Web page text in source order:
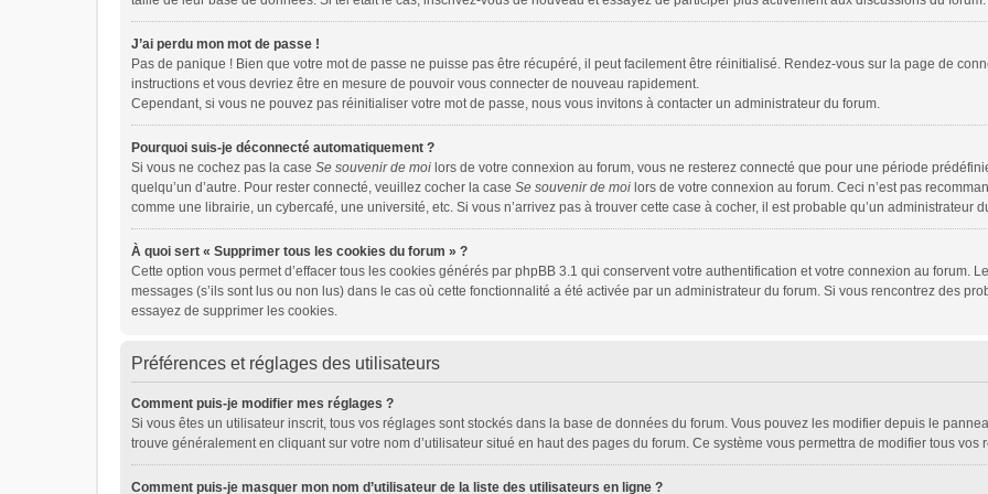
J’ai perdu mon mot de passe !
Pas de panique ! Bien que votre mot de passe ne puisse pas être récupéré, il peut facilement être réinitialisé. Rendez-vous sur la page de
instructions et vous devriez être en mesure de pouvoir vous connecter de nouveau rapidement.
Cependant, si vous ne pouvez pas réinitialiser votre mot de passe, nous vous invitons à contacter un administrateur du forum.
Pourquoi suis-je déconnecté automatiquement ?
Si vous ne cochez pas la case Se souvenir de moi lors de votre connexion au forum, vous ne resterez connecté que pour une période
quelqu’un d’autre. Pour rester connecté, veuillez cocher la case Se souvenir de moi lors de votre connexion au forum. Ceci n’est pas
comme une librairie, un cybercafé, une université, etc. Si vous n’arrivez pas à trouver cette case à cocher, il est probable qu’un administrateur
À quoi sert « Supprimer tous les cookies du forum » ?
Cette option vous permet d’effacer tous les cookies générés par phpBB 3.1 qui conservent votre authentification et votre connexion au forum.
messages (s’ils sont lus ou non lus) dans le cas où cette fonctionnalité a été activée par un administrateur du forum. Si vous rencontrez des
essayez de supprimer les cookies.
Préférences et réglages des utilisateurs
Comment puis-je modifier mes réglages ?
Si vous êtes un utilisateur inscrit, tous vos réglages sont stockés dans la base de données du forum. Vous pouvez les modifier depuis le
trouve généralement en cliquant sur votre nom d’utilisateur situé en haut des pages du forum. Ce système vous permettra de modifier tous vos
Comment puis-je masquer mon nom d’utilisateur de la liste des utilisateurs en ligne ?